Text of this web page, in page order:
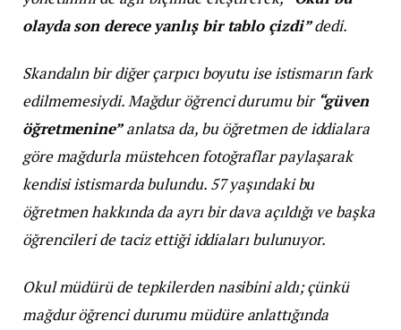
olayda son derece yanlış bir tablo çizdi”dedi.
Skandalın bir diğer çarpıcı boyutu ise istismarın fark
edilmemesiydi. Mağdur öğrenci durumu bir “güven
öğretmenine”anlatsa da, bu öğretmen de iddialara
göre mağdurla müstehcen fotoğraflar paylaşarak
kendisi istismarda bulundu. 57 yaşındaki bu
öğretmen hakkında da ayrı bir dava açıldığı ve başka
öğrencileri de taciz ettiği iddiaları bulunuyor.
Okul müdürü de tepkilerden nasibini aldı; çünkü
mağdur öğrenci durumu müdüre anlattığında